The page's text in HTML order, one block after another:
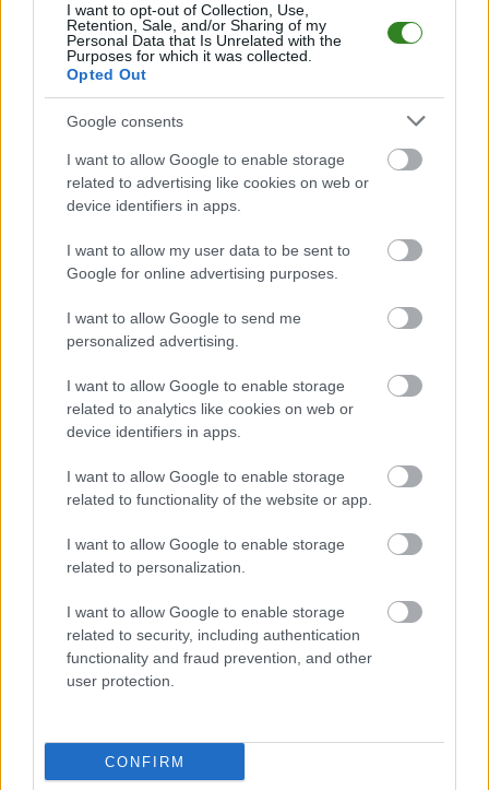
I want to opt-out of Collection, Use,
Retention, Sale, and/or Sharing of my
Personal Data that Is Unrelated with the
Purposes for which it was collected.
Opted Out
Google consents
I want to allow Google to enable storage
related to advertising like cookies on web or
device identifiers in apps.
I want to allow my user data to be sent to
Google for online advertising purposes.
I want to allow Google to send me
personalized advertising.
I want to allow Google to enable storage
related to analytics like cookies on web or
device identifiers in apps.
I want to allow Google to enable storage
related to functionality of the website or app.
I want to allow Google to enable storage
related to personalization.
I want to allow Google to enable storage
related to security, including authentication
functionality and fraud prevention, and other
user protection.
CONFIRM
Strażak Grochoweprzystępuje do tego spotkania w roli gospodarza.
Jak drużyna radzi sobie w sezonie 2025/2026 rozgrywek Rzeszów > Klasa
A, gr. III przed własną publicznością? Na tej stronie możecie zobaczyć
tabelę uwzględniającą tylko mecze u siebie. W tabeli biorącej pod uwagę
tylko mecze wyjazdowe możecie natomiast sprawdzić jak spisuje się klub
Start Wola Mielecka.
Rzeszów > Klasa A, gr. III - sytuacja w tabeli
Przed meczami 15. kolejki - Rzeszów > Klasa A, gr. III gospodarze (Strażak
Grochowe) zajmują8. miejscew tabeli. Goście (Start Wola Mielecka)
Poniżej znajdziesz także ostatnie mecze obu drużyn oraz statystyki
bramkowe.
Strażak Grochowe vs. Start Wola Mielecka - relacja, wynik na
żywo, transmisja
Wynik meczu Strażak Grochowe - Start Wola Mielecka znajdziesz na naszej
stronie zaraz po jego zakończeniu. Jeżeli szukasz informacji meczowych,
zajrzyj tutaj:Strażak Grochowe vs. Start Wola Mielecka - wynik,
składy, strzelcy
Jeżeli w internecie lub TV dostępna jest
albo innych spotkań
Rzeszów > Klasa A, gr. III na pewno znajdziesz takie informacje na naszym
portalu. Możliwe jednak, że nigdzie nie pojawi się stream online z tego
Asseco Resovia| Developres Rzeszów |ITA TOOLS Stal Mielec
Cellfast Wilki Krosno| Texom Stal Rzeszów|Stal Mielec
Motor Lublin|Stal Rzeszów| Stal Stalowa Wola|Wisła Kraków
Resovia|Wieczysta Kraków